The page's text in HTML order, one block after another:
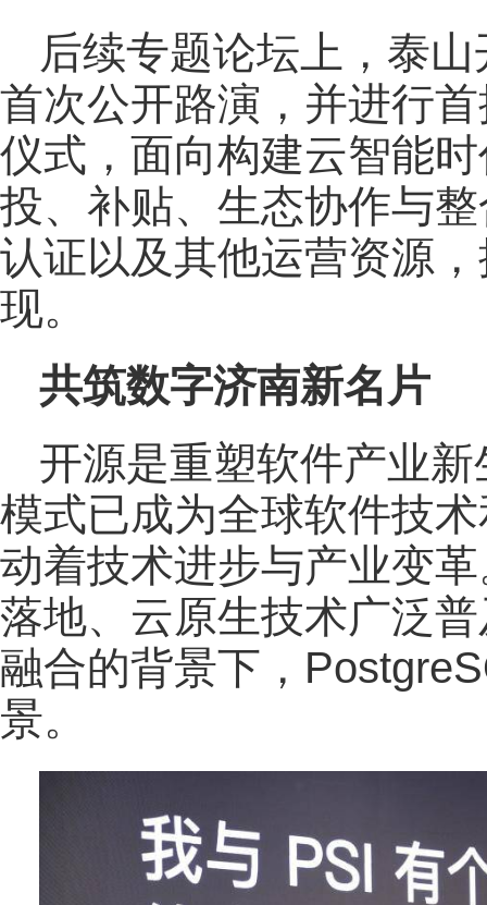
后续专题论坛上，泰
首次公开路演，并进行
仪式，面向构建云智能
投、补贴、生态协作与
认证以及其他运营资源
现。
共筑数字济南新名片
开源是重塑软件产业
模式已成为全球软件技
动着技术进步与产业变
落地、云原生技术广泛
融合的背景下，
景。